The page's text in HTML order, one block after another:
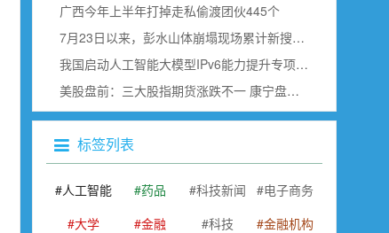
广西今年上半年打掉走私偷渡团伙445个
7月23日以来，彭水山体崩塌现场累计新搜寻确认出30名遇难者
我国启动人工智能大模型IPv6能力提升专项行动
美股盘前：三大股指期货涨跌不一 康宁盘前跌超18% SK海力士即将公布财报
标签列表
人工智能 药品 科技新闻
电子商务
大学
金融 科技
金融机构